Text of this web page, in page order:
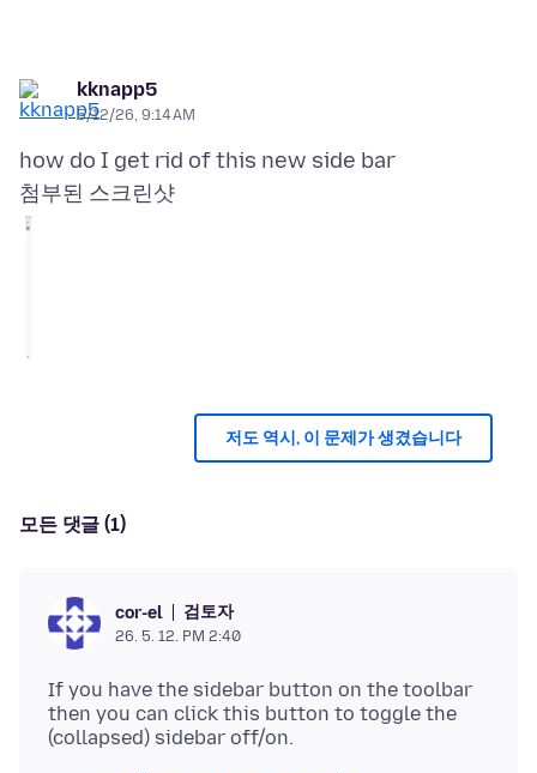
kknapp5
5/12/26, 9:14 AM
첨부된 스크린샷
저도 역시, 이 문제가 생겼습니다
모든 댓글 (1)
cor-el 검토자
26. 5. 12. PM 2:40
If you have the sidebar button on the toolbar
then you can click this button to toggle the